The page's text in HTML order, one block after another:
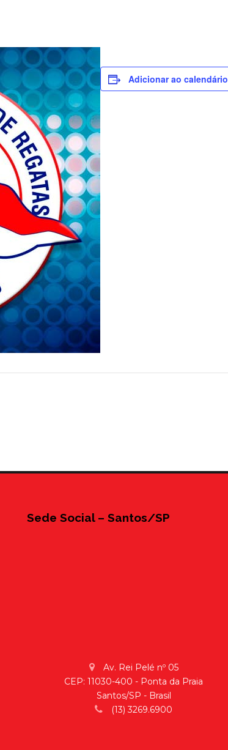
Adicionar ao calendário
Sede Social – Santos/SP
Av. Rei Pelé nº 05
CEP: 11030-400 - Ponta da Praia
Santos/SP - Brasil
(13) 3269.6900